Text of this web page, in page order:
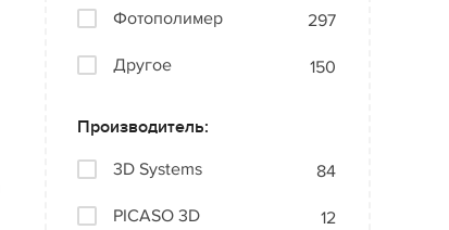
Фотополимер 297
Другое 150
Производитель:
3D Systems
84
PICASO 3D 12